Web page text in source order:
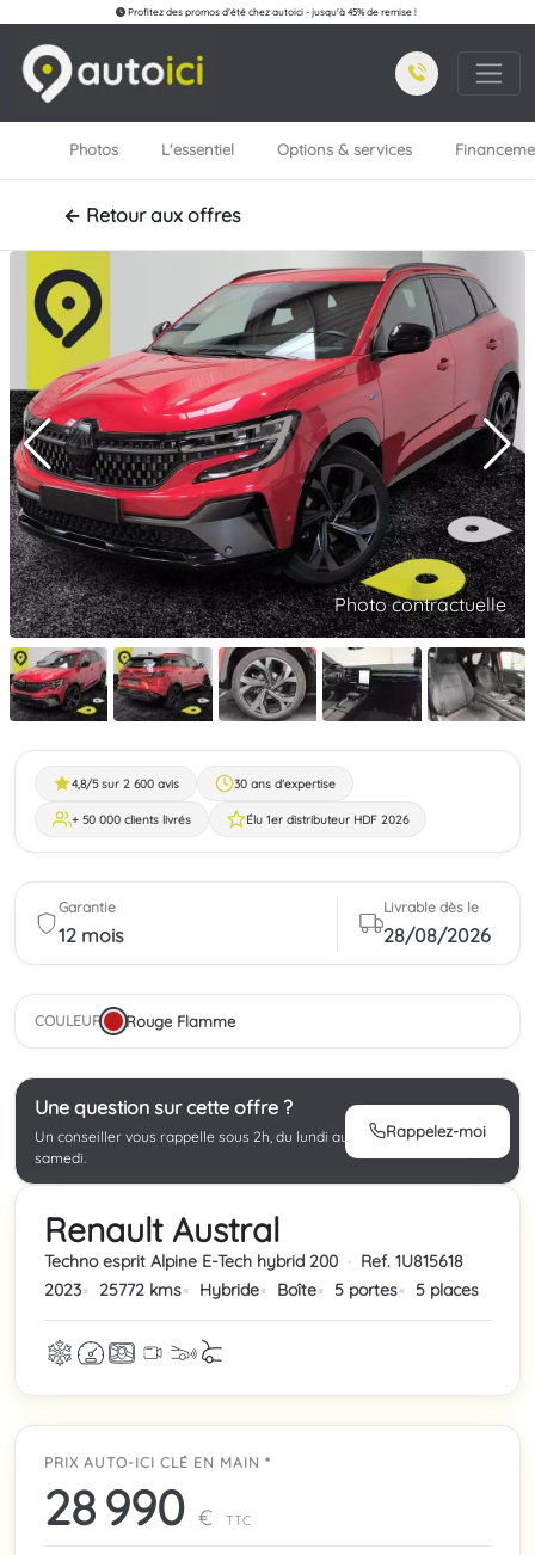
Profitez des promos d'été chez autoici - jusqu'à 45% de remise !
Photos L'essentiel Options & services
← Retour aux offres
Photo contractuelle
4,8/5 sur 2 600 avis 30 ans d'expertise
+ 50 000 clients livrés Élu 1er distributeur HDF 2026
Garantie
12 mois
Livrable dès le
28/08/2026
COULEUR Rouge Flamme
Une question sur cette offre ?
Un conseiller vous rappelle sous 2h, du lundi au
samedi.
Rappelez-moi
Renault Austral
Techno esprit Alpine E-Tech hybrid 200 · Ref. 1U815618
2023
25772 kms Hybride Boîte 5 portes 5 places
PRIX AUTO-ICI CLÉ EN MAIN *
28 990 € TTC